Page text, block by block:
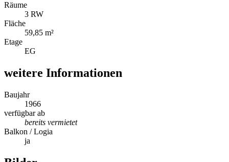
Räume
3 RW
Fläche
59,85 m²
Etage
EG
weitere Informationen
Baujahr
1966
verfügbar ab
bereits vermietet
Balkon / Logia
ja